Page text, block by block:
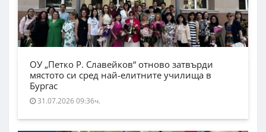
ОУ „Петко Р. Славейков“ отново затвърди
мястото си сред най-елитните училища в
Бургас
31.07.2026 09:36ч.